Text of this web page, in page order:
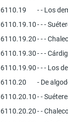
6110.19
- - Los
6110.19.10- - -
6110.19.20- - -
6110.19.30- - -
6110.19.90- - - Los
6110.20
- De
6110.20.10- -
6110.20.20- -